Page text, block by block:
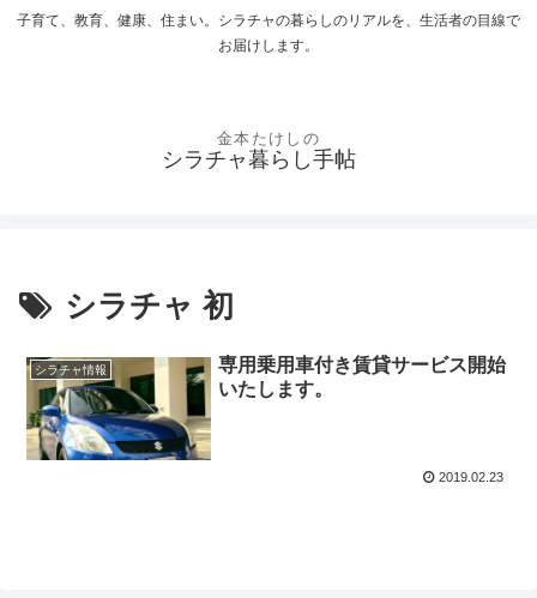
子育て、教育、健康、住まい。シラチャの暮らしのリアルを、生活者の目線で
お届けします。
シラチャ暮らし手帖
シラチャ 初
シラチャ情報
専用乗用車付き賃貸サービス開始
いたします。
2019.02.23